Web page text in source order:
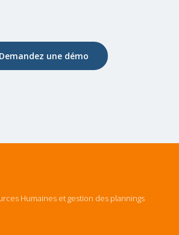
Demandez une démo
Humaines et gestion des plannings